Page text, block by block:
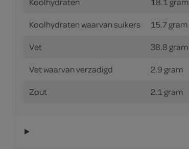
Koolhydraten waarvan suikers 15.7 gram
Vet 38.8 gram
Vet waarvan verzadigd 2.9 gram
Zout 2.1 gram